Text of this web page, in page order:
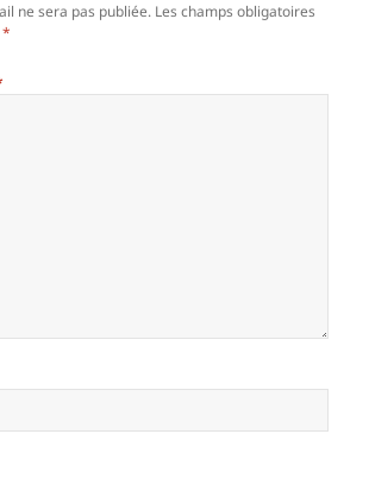
ne sera pas publiée. Les champs obligatoires
*